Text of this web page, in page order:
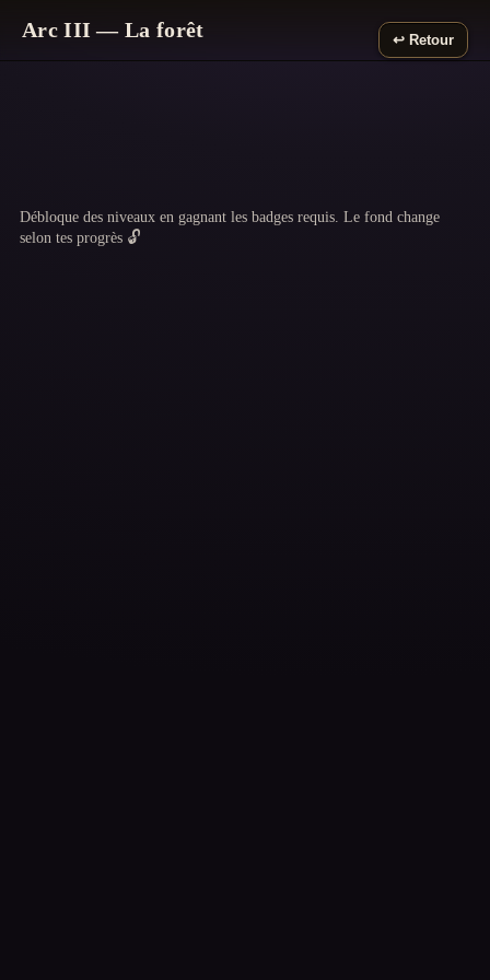
Arc III — La forêt ↩️ Retour
Débloque des niveaux en gagnant les badges requis. Le fond change
selon tes progrès 🔓